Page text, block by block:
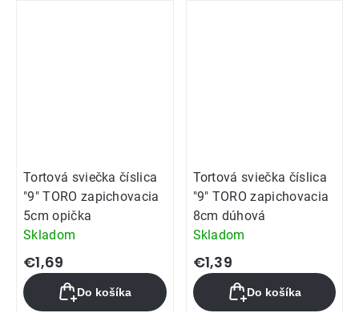
Tortová sviečka číslica
"9" TORO zapichovacia
5cm opička
Skladom
€1,69
Do košíka
Tortová sviečka číslica
"9" TORO zapichovacia
8cm dúhová
Skladom
€1,39
Do košíka